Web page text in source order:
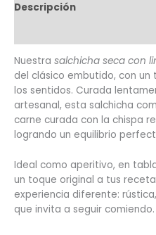
Descripción
Nuestra salchicha seca con
del clásico embutido, con
los sentidos. Curada
artesanal, esta salchicha
carne curada con la chispa
logrando un equilibrio
Ideal como aperitivo, en
un toque original a tus
experiencia diferente:
que invita a seguir comiendo.